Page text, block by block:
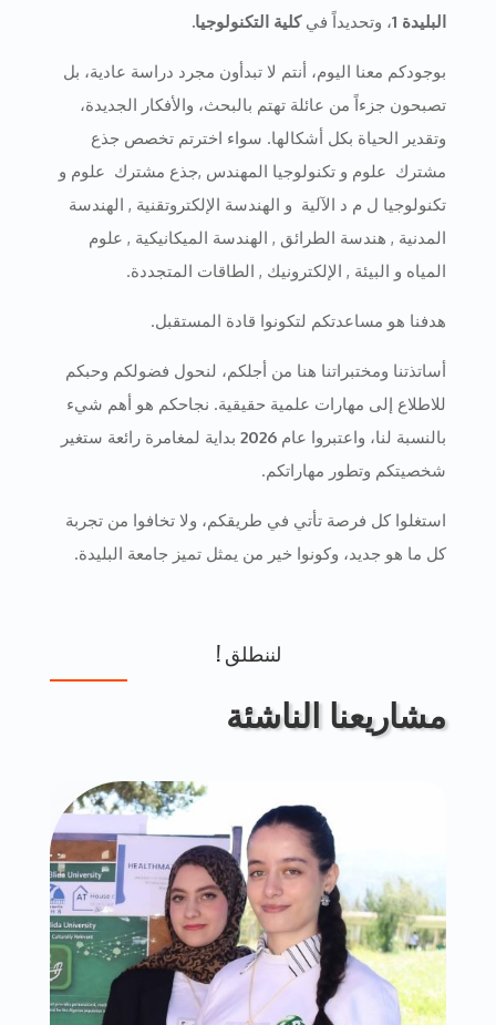
البليدة 1 ، وتحديداً فيكلية التكنولوجيا.
بوجودكم معنا اليوم، أنتم لا تبدأون مجرد دراسة عادية، بل
تصبحون جزءاً من عائلة تهتم بالبحث، والأفكار الجديدة،
وتقدير الحياة بكل أشكالها. سواء اخترتم تخصص جذع
مشترك علوم و تكنولوجيا المهندس ,جذع مشترك علوم و
تكنولوجيا ل م د الآلية و الهندسة الإلكتروتقنية , الهندسة
المدنية , هندسة الطرائق , الهندسة الميكانيكية , علوم
المياه و البيئة , الإلكترونيك , الطاقات المتجددة.
هدفنا هو مساعدتكم لتكونوا قادة المستقبل.
أساتذتنا ومختبراتنا هنا من أجلكم، لنحول فضولكم وحبكم
للاطلاع إلى مهارات علمية حقيقية. نجاحكم هو أهم شيء
بالنسبة لنا، واعتبروا عام 2026بداية لمغامرة رائعة ستغير
شخصيتكم وتطور مهاراتكم.
استغلوا كل فرصة تأتي في طريقكم، ولا تخافوا من تجربة
كل ما هو جديد، وكونوا خير من يمثل تميز جامعة البليدة.
لننطلق !
مشاريعنا الناشئة